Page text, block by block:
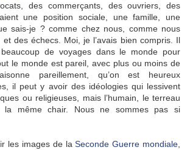
des commerçants, des ouvriers, des
une position sociale, une famille, une
sais-je ? comme chez nous, comme nous
des échecs. Moi, je l’avais bien compris. Il
de voyages dans le monde pour
le monde est pareil, avec plus ou moins de
pareillement, qu’on est heureux
il peut y avoir des idéologies qui lessivent
ou religieuses, mais l’humain, le terreau
même chair. Nous ne sommes pas si
les images de laSeconde Guerre mondiale